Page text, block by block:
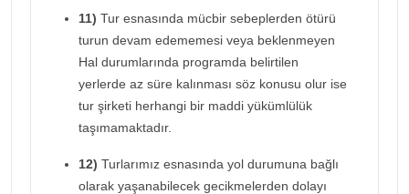
11) Tur esnasında mücbir sebeplerden ötürü
turun devam edememesi veya beklenmeyen
Hal durumlarında programda belirtilen
yerlerde az süre kalınması söz konusu olur ise
tur şirketi herhangi bir maddi yükümlülük
taşımamaktadır.
12) Turlarımız esnasında yol durumuna bağlı
olarak yaşanabilecek gecikmelerden dolayı